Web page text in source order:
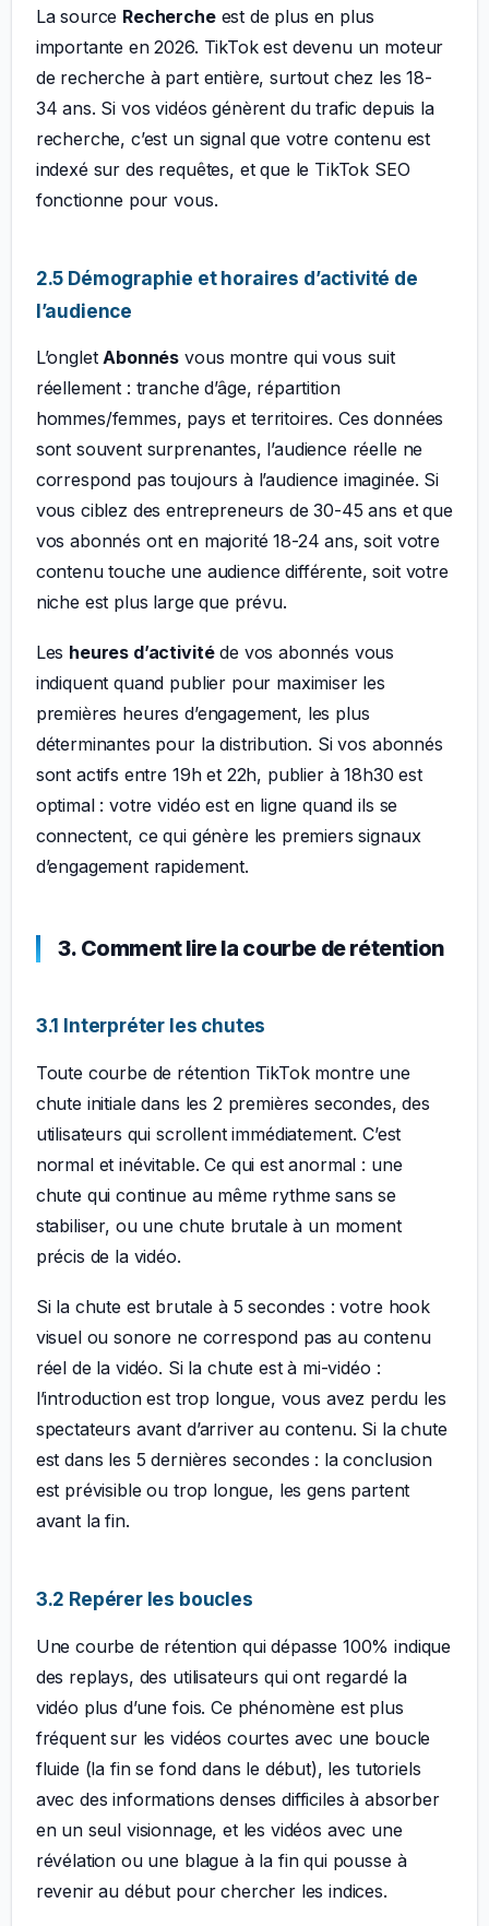
La source Rechercheest de plus en plus
importante en 2026. TikTok est devenu un moteur
de recherche à part entière, surtout chez les 18-
34 ans. Si vos vidéos génèrent du trafic depuis la
recherche, c’est un signal que votre contenu est
indexé sur des requêtes, et que le TikTok SEO
fonctionne pour vous.
2.5 Démographie et horaires d’activité de
l’audience
L’ongletAbonnés vous montre qui vous suit
réellement : tranche d’âge, répartition
hommes/femmes, pays et territoires. Ces données
sont souvent surprenantes, l’audience réelle ne
correspond pas toujours à l’audience imaginée. Si
vous ciblez des entrepreneurs de 30-45 ans et que
vos abonnés ont en majorité 18-24 ans, soit votre
contenu touche une audience différente, soit votre
niche est plus large que prévu.
Les heures d’activitéde vos abonnés vous
indiquent quand publier pour maximiser les
premières heures d’engagement, les plus
déterminantes pour la distribution. Si vos abonnés
sont actifs entre 19h et 22h, publier à 18h30 est
optimal : votre vidéo est en ligne quand ils se
connectent, ce qui génère les premiers signaux
d’engagement rapidement.
3. Comment lire la courbe de rétention
3.1 Interpréter les chutes
Toute courbe de rétention TikTok montre une
chute initiale dans les 2 premières secondes, des
utilisateurs qui scrollent immédiatement. C’est
normal et inévitable. Ce qui est anormal : une
chute qui continue au même rythme sans se
stabiliser, ou une chute brutale à un moment
précis de la vidéo.
Si la chute est brutale à 5 secondes : votre hook
visuel ou sonore ne correspond pas au contenu
réel de la vidéo. Si la chute est à mi-vidéo :
l’introduction est trop longue, vous avez perdu les
spectateurs avant d’arriver au contenu. Si la chute
est dans les 5 dernières secondes : la conclusion
est prévisible ou trop longue, les gens partent
avant la fin.
3.2 Repérer les boucles
Une courbe de rétention qui dépasse 100% indique
des replays, des utilisateurs qui ont regardé la
vidéo plus d’une fois. Ce phénomène est plus
fréquent sur les vidéos courtes avec une boucle
fluide (la fin se fond dans le début), les tutoriels
avec des informations denses difficiles à absorber
en un seul visionnage, et les vidéos avec une
révélation ou une blague à la fin qui pousse à
revenir au début pour chercher les indices.